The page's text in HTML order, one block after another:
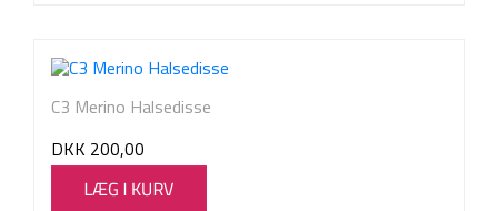
C3 Merino Halsedisse
DKK 200,00